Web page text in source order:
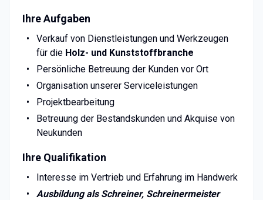
Ihre Aufgaben
Verkauf von Dienstleistungen und Werkzeugen
für die Holz- und Kunststoffbranche
Persönliche Betreuung der Kunden vor Ort
Organisation unserer Serviceleistungen
Projektbearbeitung
Betreuung der Bestandskunden und Akquise von
Neukunden
Ihre Qualifikation
Interesse im Vertrieb und Erfahrung im Handwerk
Ausbildung als Schreiner, Schreinermeister